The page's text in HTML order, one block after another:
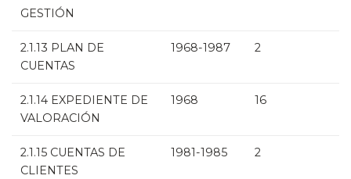
GESTIÓN
2.1.13 PLAN DE
CUENTAS
1968-1987 2
2.1.14 EXPEDIENTE DE
VALORACIÓN
1968 16
2.1.15 CUENTAS DE
CLIENTES
1981-1985 2